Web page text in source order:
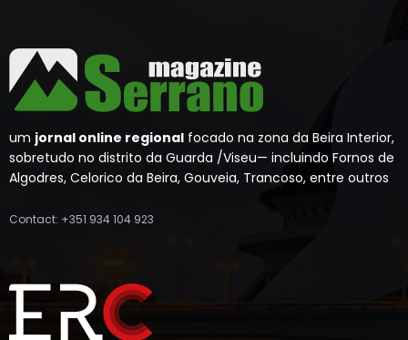
um jornal online regional focado na zona da Beira Interior,
sobretudo no distrito da Guarda /Viseu— incluindo Fornos de
Algodres, Celorico da Beira, Gouveia, Trancoso, entre outros
Contact: +351 934 104 923